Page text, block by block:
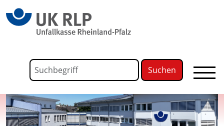
Formular für die Volltextsuche